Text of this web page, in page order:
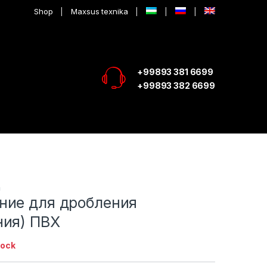
Shop Maxsus texnika
+99893 381 6699
+99893 382 6699
для дробления
ПВХ